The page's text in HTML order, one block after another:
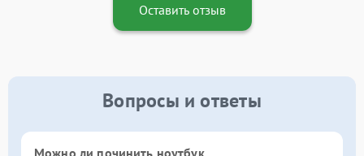
Оставить отзыв
Вопросы и ответы
Можно ли починить ноутбук